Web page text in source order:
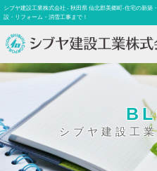
シブヤ建設工業株式会社 - 秋田県 仙北郡美郷町-住宅の新
設・リフォーム・消雪工事まで！
シブヤ建設工